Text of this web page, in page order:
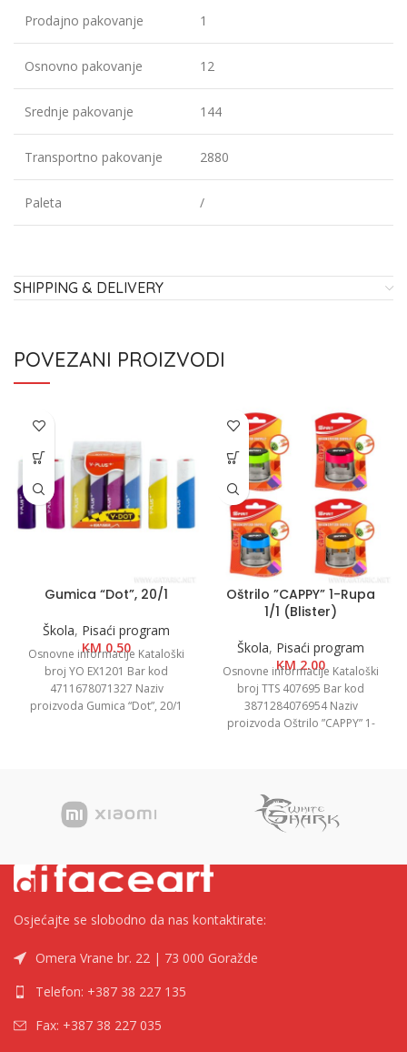
Prodajno pakovanje 1
Osnovno pakovanje 12
Srednje pakovanje 144
Transportno pakovanje 2880
Paleta /
SHIPPING & DELIVERY
POVEZANI PROIZVODI
Gumica “Dot”, 20/1
Škola, Pisaći program
KM0.50
Osnovne informacije Kataloški
broj YO EX1201 Bar kod
4711678071327 Naziv
proizvoda Gumica “Dot”, 20/1
Oštrilo ”CAPPY” 1-Rupa
1/1 (Blister)
Škola, Pisaći program
KM2.00
Osnovne informacije Kataloški
broj TTS 407695 Bar kod
3871284076954 Naziv
proizvoda Oštrilo ”CAPPY” 1-
Osjećajte se slobodno da nas kontaktirate:
Omera Vrane br. 22 | 73 000 Goražde
Telefon: +387 38 227 135
Fax: +387 38 227 035